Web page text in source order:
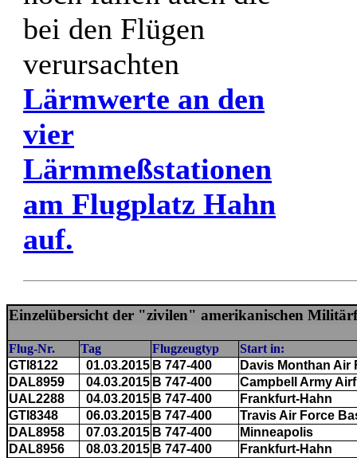
bei den Flügen
verursachten
Lärmwerte an den
vier
Lärmmeßstationen
am Flugplatz Hahn
auf.
Einzelübersicht der "zivilen" amerikanischen
Flug-Nr. Tag Flugzeugtyp
Start in:
GTI8122
01.03.2015 B 747-400
Davis Monthan Air
DAL8959
04.03.2015 B 747-400
Campbell Army
UAL2288
04.03.2015 B 747-400
Frankfurt-Hahn
GTI8348
06.03.2015 B 747-400
Travis Air Force
DAL8958
07.03.2015 B 747-400
Minneapolis
DAL8956
08.03.2015 B 747-400
Frankfurt-Hahn